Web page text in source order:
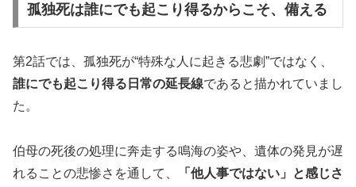
孤独死は誰にでも起こり得るからこそ、備える
第2話では、孤独死が“特殊な人に起きる悲劇”ではなく、
誰にでも起こり得る日常の延長線であると描かれていまし
た。
伯母の死後の処理に奔走する鳴海の姿や、遺体の発見が遅
れることの悲惨さを通して、
「他人事ではない」と感じさ